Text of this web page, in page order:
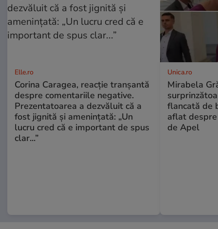
Elle.ro
Corina Caragea, reacție tranșantă
despre comentariile negative.
Prezentatoarea a dezvăluit că a
fost jignită și amenințată: „Un
lucru cred că e important de spus
clar...”
Unica.ro
Mirabela
flancată de
aflat
de Apel